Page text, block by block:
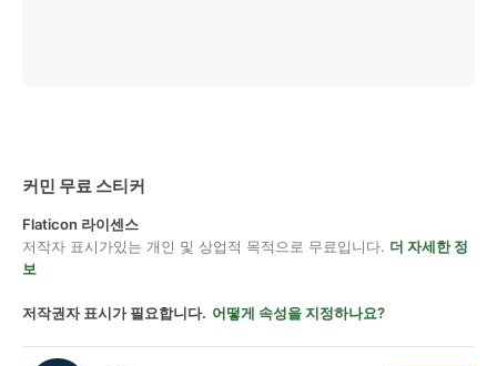
커민 무료 스티커
Flaticon 라이센스
저작자 표시가있는 개인 및 상업적 목적으로 무료입니다. 더 자세한 정
보
저작권자 표시가 필요합니다. 어떻게 속성을 지정하나요?